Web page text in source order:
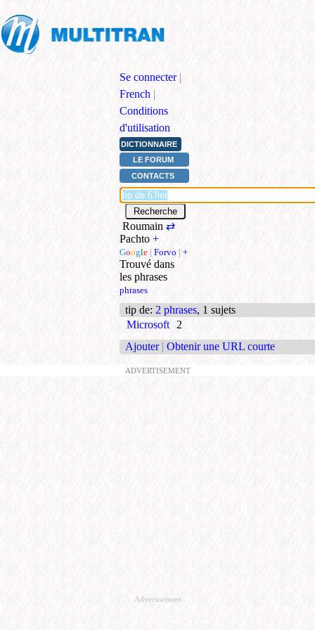
Se connecter |
French |
Conditions
d'utilisation
DICTIONNAIRE
LE FORUM
CONTACTS
Roumain ⇄
Pachto +
Google | Forvo | +
Trouvé dans
les phrases
phrases
tip de: 2 phrases, 1 sujets
Microsoft 2
Ajouter | Obtenir une URL courte
ADVERTISEMENT
Advertisement